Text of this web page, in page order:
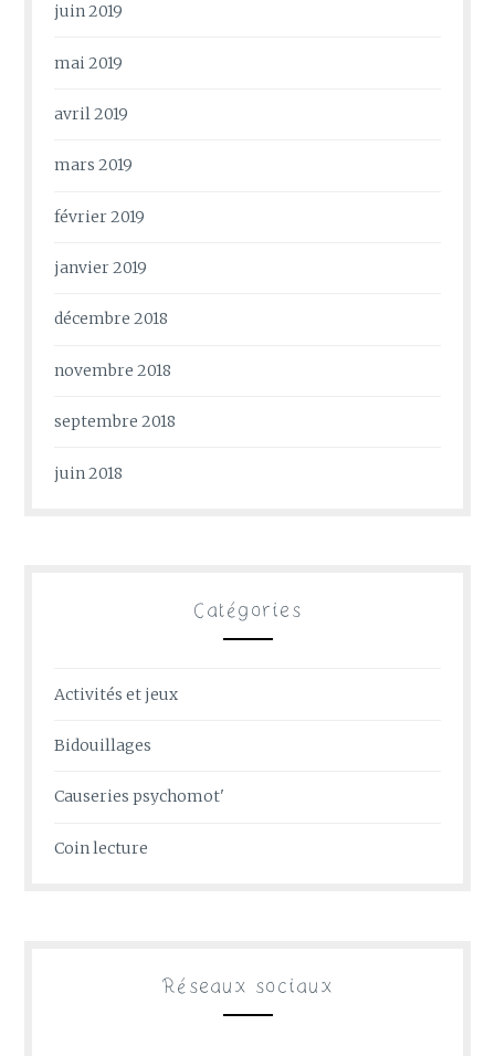
juin 2019
mai 2019
avril 2019
mars 2019
février 2019
janvier 2019
décembre 2018
novembre 2018
septembre 2018
juin 2018
Catégories
Activités et jeux
Bidouillages
Causeries psychomot'
Coin lecture
Réseaux sociaux